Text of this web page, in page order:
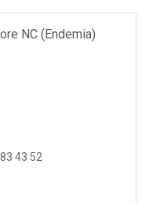
NC (Endemia)
43 52